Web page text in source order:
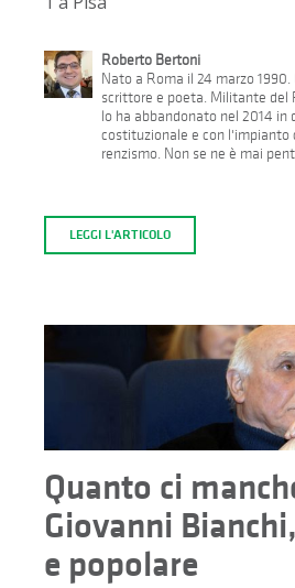
Roberto Bertoni
Nato a Roma il 24 marzo
scrittore e poeta. Militante del
lo ha abbandonato nel 2014 in
costituzionale e con l'impianto
renzismo. Non se ne è mai
LEGGI L'ARTICOLO
Quanto ci
Giovanni
e popolare